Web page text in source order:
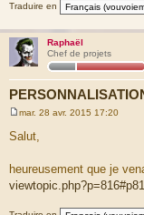
Traduire en
Raphaël
Chef de projets
e
s
g
e
mar. 28 avr. 2015 17:20
Salut,
heureusement que je